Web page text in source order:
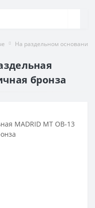
На раздельном основании
бронза